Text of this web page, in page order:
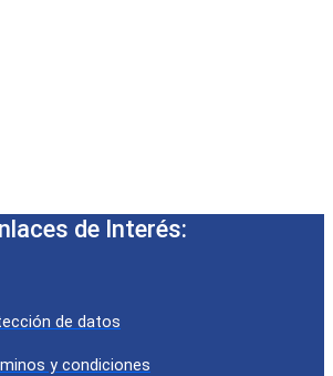
de Interés:
de datos
y condiciones